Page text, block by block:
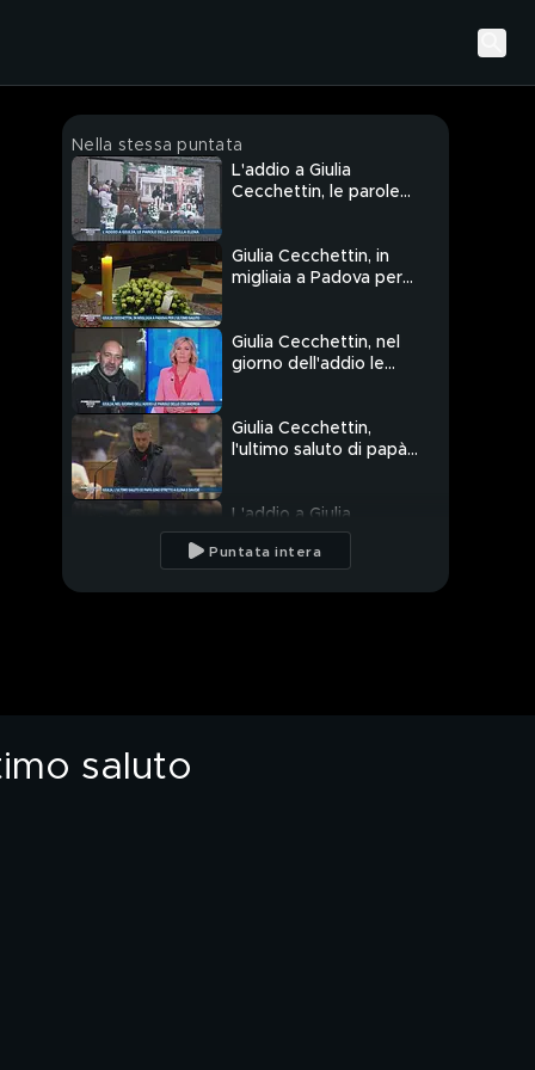
Nella stessa puntata
L'addio a Giulia
Cecchettin, le parole
Giulia Cecchettin, in
migliaia a Padova per
Giulia Cecchettin, nel
giorno dell'addio le
Giulia Cecchettin,
l'ultimo saluto di papà
L'addio a Giulia
Cecchettin, papà Gino
legge una poesia sul
Puntata intera
saluto